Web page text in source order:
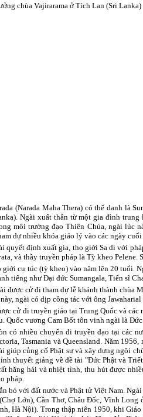
chùa Vajirarama ở Tích Lan (Sri
(Narada Maha Thera) có thế danh là
Ngài xuất thân từ một gia đình
môi trường đạo Thiên Chúa, ngài lúc
dự nhiều khóa giáo lý vào các ngày
quyết định xuất gia, thọ giới Sa di với
và thầy truyền pháp là Tỳ kheo
giới cụ túc (tỳ kheo) vào năm lên 20
tiếng như Đại đức Sumangala, Tiến sĩ
được cử đi tham dự lễ khánh thành chùa
ngài có dịp công tác với ông
cử đi truyền giáo tại Trung Quốc và
Quốc vương Cam Bốt tôn vinh ngài là
có nhiều chuyến đi truyền đạo tại các
Tasmania và Queensland. Năm
giúp củng cố Phật sự và xây dựng ngôi
thuyết giảng về đề tài "Đức Phật và
hăng hái và nhiệt tình, thu hút được
pháp.
bó với đất nước và Phật tử Việt Nam.
Lớn), Cần Thơ, Châu Đốc, Vĩnh Long
Hà Nội). Trong thập niên 1950, khi